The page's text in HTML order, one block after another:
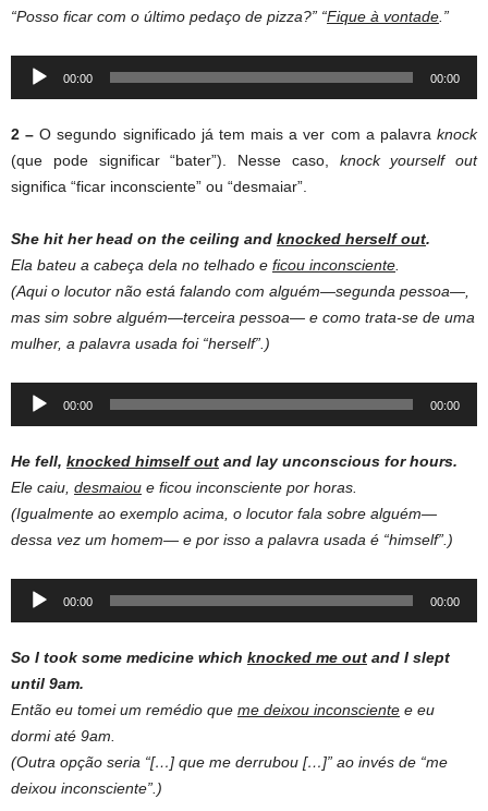
“Posso ficar com o último pedaço de pizza?” “Fique à vontade .”
Audio
00:00 00:00
2 –O segundo significado já tem mais a ver com a palavraknock
(que pode significar “bater”). Nesse caso, knock yourself out
significa “ficar inconsciente” ou “desmaiar”.
She hit her head on the ceiling and knocked herself out.
Ela bateu a cabeça dela no telhado e ficou inconsciente
(Aqui o locutor não está falando com alguém—segunda pessoa—,
mas sim sobre alguém—terceira pessoa— e como trata-se de uma
mulher, a palavra usada foi “herself”.)
Audio
00:00 00:00
He fell, knocked himself out and lay unconscious for hours.
Ele caiu, desmaiou e ficou inconsciente por horas.
(Igualmente ao exemplo acima, o locutor fala sobre alguém—
dessa vez um homem— e por isso a palavra usada é “himself”.)
Audio
00:00 00:00
So I took some medicine which knocked me out and I slept
until 9am.
Então eu tomei um remédio que me deixou inconsciente e eu
dormi até 9am.
(Outra opção seria “[…] que me derrubou […]” ao invés de “me
deixou inconsciente”.)